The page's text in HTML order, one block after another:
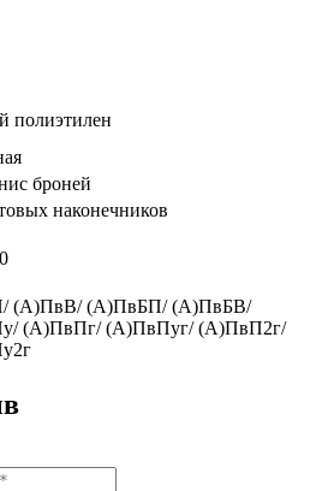
полиэтилен
с броней
наконечников
(А)ПвВ/ (А)ПвБП/ (А)ПвБВ/
(А)ПвПг/ (А)ПвПуг/ (А)ПвП2г/